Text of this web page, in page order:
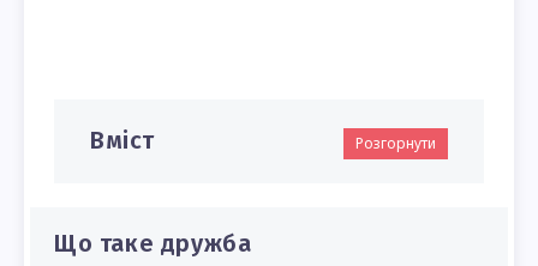
Вміст Розгорнути
Що таке дружба